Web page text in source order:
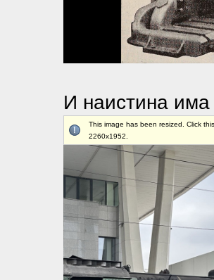
И наистина
This image has been resized. Click
2260x1952.